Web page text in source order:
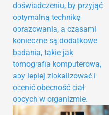
doświadczeniu, by przyjąć
optymalną technikę
obrazowania, a czasami
konieczne są dodatkowe
badania, takie jak
tomografia komputerowa,
aby lepiej zlokalizować i
ocenić obecność ciał
obcych w organizmie.